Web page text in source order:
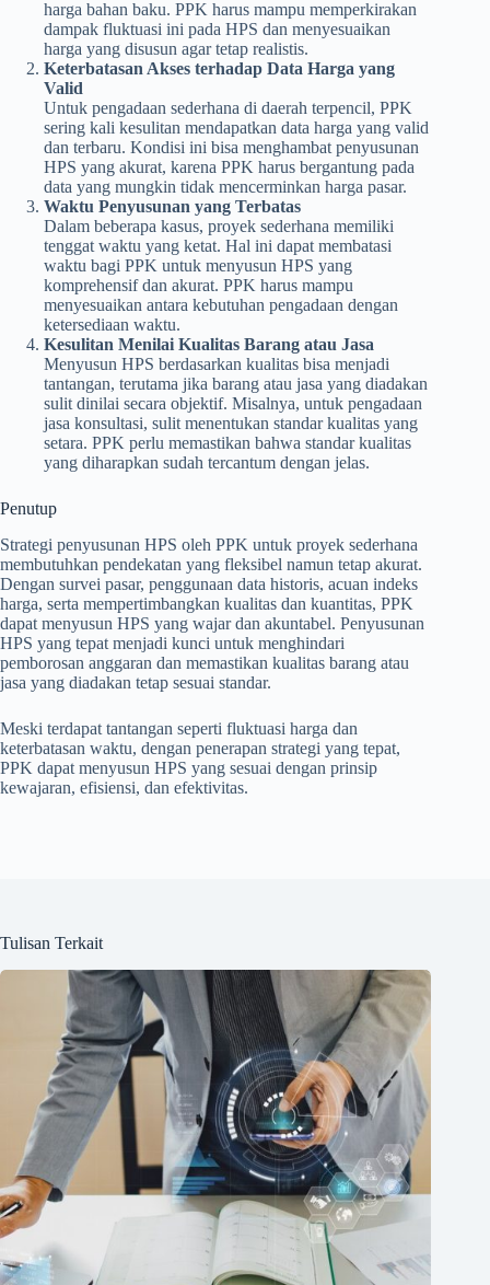
harga bahan baku. PPK harus mampu memperkirakan
dampak fluktuasi ini pada HPS dan menyesuaikan
harga yang disusun agar tetap realistis.
Keterbatasan Akses terhadap Data Harga yang
Valid
Untuk pengadaan sederhana di daerah terpencil, PPK
sering kali kesulitan mendapatkan data harga yang valid
dan terbaru. Kondisi ini bisa menghambat penyusunan
HPS yang akurat, karena PPK harus bergantung pada
data yang mungkin tidak mencerminkan harga pasar.
Waktu Penyusunan yang Terbatas
Dalam beberapa kasus, proyek sederhana memiliki
tenggat waktu yang ketat. Hal ini dapat membatasi
waktu bagi PPK untuk menyusun HPS yang
komprehensif dan akurat. PPK harus mampu
menyesuaikan antara kebutuhan pengadaan dengan
ketersediaan waktu.
Kesulitan Menilai Kualitas Barang atau Jasa
Menyusun HPS berdasarkan kualitas bisa menjadi
tantangan, terutama jika barang atau jasa yang diadakan
sulit dinilai secara objektif. Misalnya, untuk pengadaan
jasa konsultasi, sulit menentukan standar kualitas yang
setara. PPK perlu memastikan bahwa standar kualitas
yang diharapkan sudah tercantum dengan jelas.
Penutup
Strategi penyusunan HPS oleh PPK untuk proyek sederhana
membutuhkan pendekatan yang fleksibel namun tetap akurat.
Dengan survei pasar, penggunaan data historis, acuan indeks
harga, serta mempertimbangkan kualitas dan kuantitas, PPK
dapat menyusun HPS yang wajar dan akuntabel. Penyusunan
HPS yang tepat menjadi kunci untuk menghindari
pemborosan anggaran dan memastikan kualitas barang atau
jasa yang diadakan tetap sesuai standar.
Meski terdapat tantangan seperti fluktuasi harga dan
keterbatasan waktu, dengan penerapan strategi yang tepat,
PPK dapat menyusun HPS yang sesuai dengan prinsip
kewajaran, efisiensi, dan efektivitas.
Tulisan Terkait